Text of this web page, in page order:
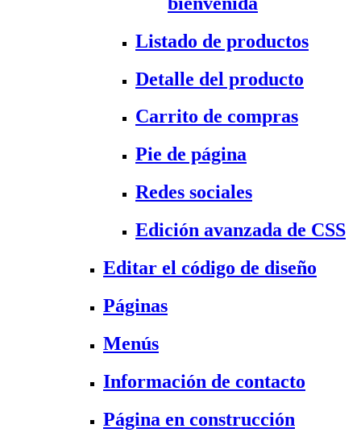
Listado de productos
Detalle del producto
Carrito de compras
Pie de página
Redes sociales
Edición avanzada de CSS
Editar el código de diseño
Páginas
Menús
Información de contacto
Página en construcción